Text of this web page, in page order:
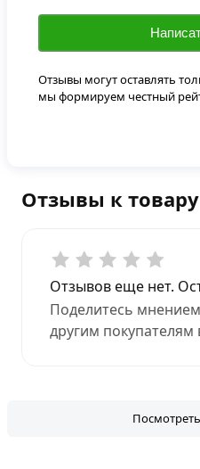
Отзывы к товару
Отзывов еще нет.
Поделитесь
другим покупателям
Отзывы могут оставлять
мы формируем честный